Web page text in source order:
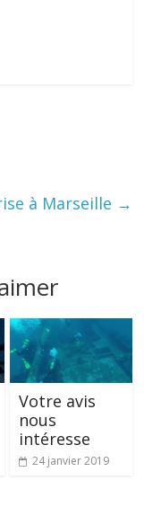
à Marseille →
Votre avis
nous
intéresse
24 janvier 2019